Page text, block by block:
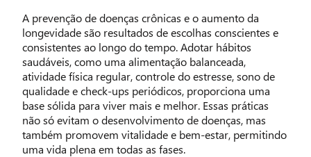
A prevenção de doenças crônicas e o aumento da
longevidade são resultados de escolhas conscientes e
consistentes ao longo do tempo. Adotar hábitos
saudáveis, como uma alimentação balanceada,
atividade física regular, controle do estresse, sono de
qualidade e check-ups periódicos, proporciona uma
base sólida para viver mais e melhor. Essas práticas
não só evitam o desenvolvimento de doenças, mas
também promovem vitalidade e bem-estar, permitindo
uma vida plena em todas as fases.